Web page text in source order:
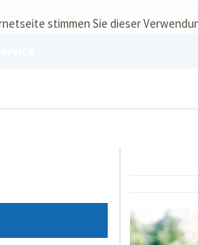
stimmen Sie dieser